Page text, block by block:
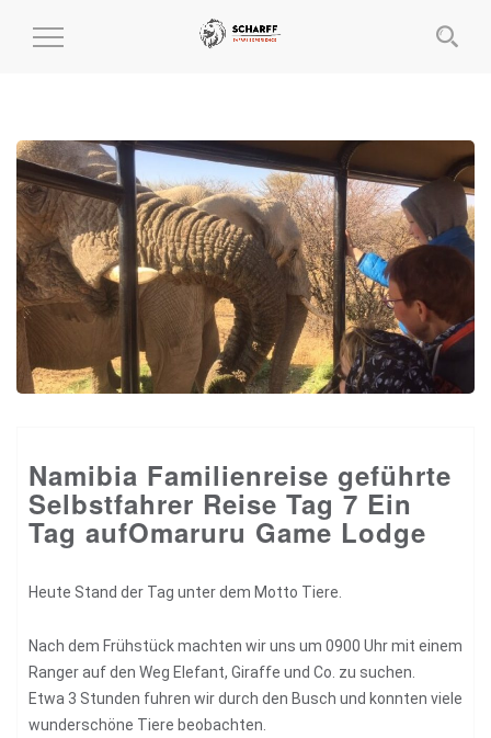
MENÜ
Namibia Familienreise geführte
Selbstfahrer Reise Tag 7 Ein
Tag aufOmaruru Game Lodge
Heute Stand der Tag unter dem Motto Tiere.
Nach dem Frühstück machten wir uns um 0900 Uhr mit einem
Ranger auf den Weg Elefant, Giraffe und Co. zu suchen.
Etwa 3 Stunden fuhren wir durch den Busch und konnten viele
wunderschöne Tiere beobachten.